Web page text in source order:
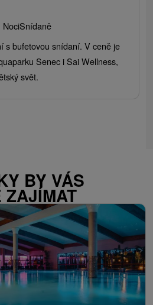
NociSnídaně
s bufetovou snídaní. V ceně je
Senec i Sai Wellness,
svět.
BY VÁS
ZAJÍMAT